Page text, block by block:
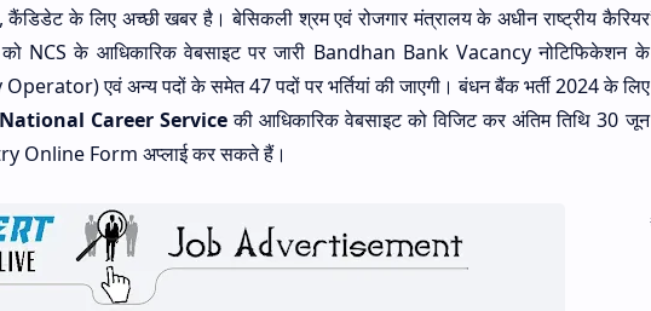
के लिए अच्छी खबर है। बेसिकली श्रम एवं रोजगार मंत्रालय के अधीन राष्ट्रीय कैरियर
NCS के आधिकारिक वेबसाइट पर जारी Bandhan Bank Vacancy नोटिफिकेशन के
एवं अन्य पदों के समेत 47 पदों पर भर्तियां की जाएगी। बंधन बैंक भर्ती 2024 के लिए
National Career Serviceकी आधिकारिक वेबसाइट को विजिट कर अंतिम तिथि 30 जून
Online Form अप्लाई कर सकते हैं।